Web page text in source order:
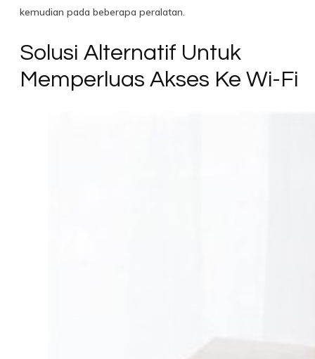
kemudian pada beberapa peralatan.
Solusi Alternatif Untuk
Memperluas Akses Ke Wi-Fi